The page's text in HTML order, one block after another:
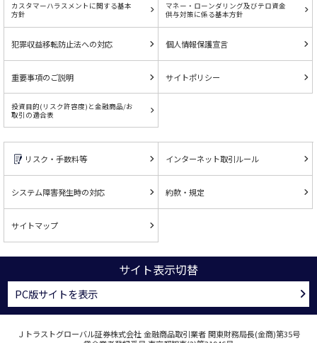
カスタマーハラスメントに関する基本
方針
マネー・ローンダリング及びテロ資金
供与対策に係る基本方針
犯罪収益移転防止法への対応 個人情報保護宣言
重要事項のご説明 サイトポリシー
投資目的(リスク許容度)と金融商品/お
取引の適合表
リスク・手数料等 インターネット取引ルール
システム障害発生時の対応 約款・規定
サイトマップ
サイト表示切替
PC版サイトを表示
Ｊトラストグローバル証券株式会社 金融商品取引業者 関東財務局長(金商)第35号